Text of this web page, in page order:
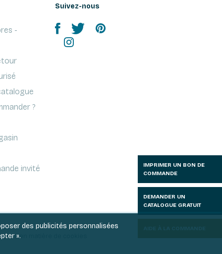
-
?
invité
Suivez-nous
des publicités personnalisées
».en matière de cookies
IMPRIMER UN BON DE
COMMANDE
DEMANDER UN
CATALOGUE GRATUIT